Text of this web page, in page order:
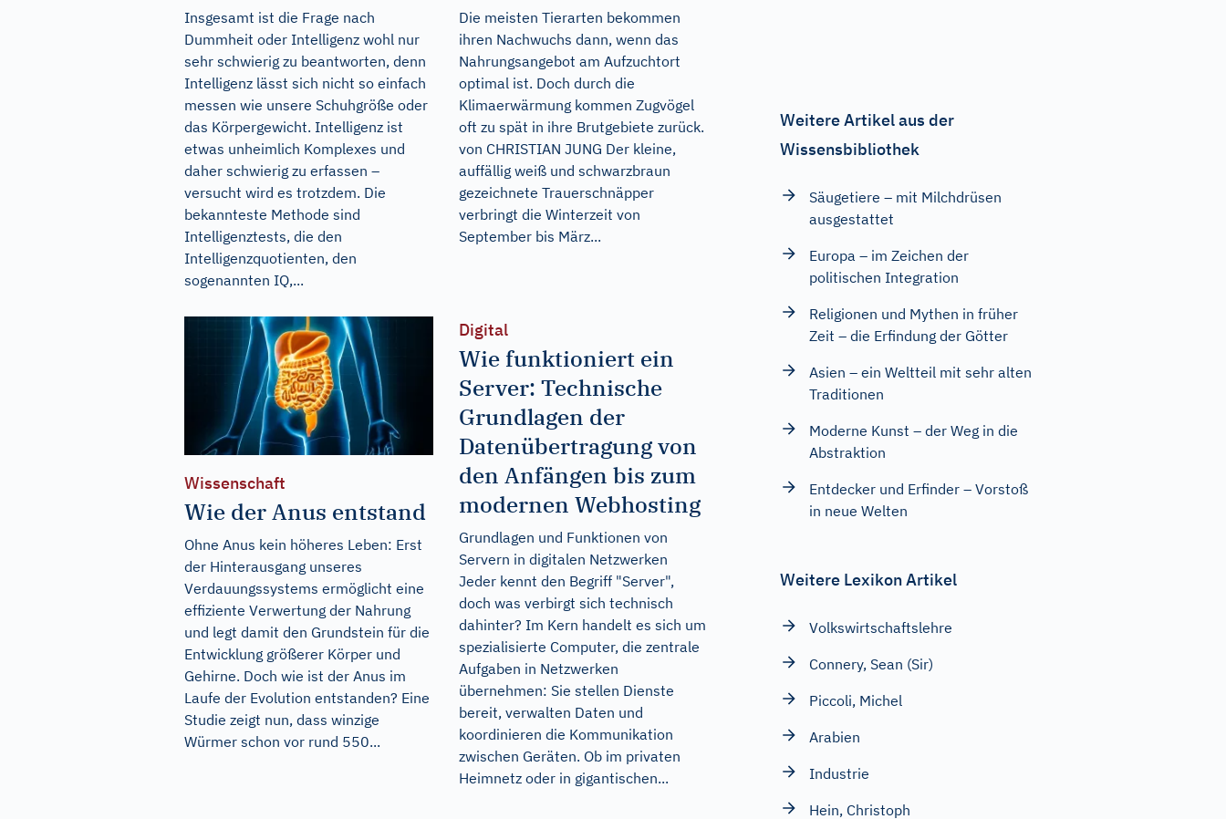
Insgesamt ist die Frage nach
Dummheit oder Intelligenz wohl nur
sehr schwierig zu beantworten, denn
Intelligenz lässt sich nicht so einfach
messen wie unsere Schuhgröße oder
das Körpergewicht. Intelligenz ist
etwas unheimlich Komplexes und
daher schwierig zu erfassen –
versucht wird es trotzdem. Die
bekannteste Methode sind
Intelligenztests, die den
Intelligenzquotienten, den
sogenannten IQ,...
Die meisten Tierarten bekommen
ihren Nachwuchs dann, wenn das
Nahrungsangebot am Aufzuchtort
optimal ist. Doch durch die
Klimaerwärmung kommen Zugvögel
oft zu spät in ihre Brutgebiete zurück.
von CHRISTIAN JUNG Der kleine,
auffällig weiß und schwarzbraun
gezeichnete Trauerschnäpper
verbringt die Winterzeit von
September bis März...
Wissenschaft
Wie der Anus entstand
Ohne Anus kein höheres Leben: Erst
der Hinterausgang unseres
Verdauungssystems ermöglicht eine
effiziente Verwertung der Nahrung
und legt damit den Grundstein für die
Entwicklung größerer Körper und
Gehirne. Doch wie ist der Anus im
Laufe der Evolution entstanden? Eine
Studie zeigt nun, dass winzige
Würmer schon vor rund 550...
Digital
Wie funktioniert ein
Server: Technische
Grundlagen der
Datenübertragung von
den Anfängen bis zum
modernen Webhosting
Grundlagen und Funktionen von
Servern in digitalen Netzwerken
Jeder kennt den Begriff "Server",
doch was verbirgt sich technisch
dahinter? Im Kern handelt es sich um
spezialisierte Computer, die zentrale
Aufgaben in Netzwerken
übernehmen: Sie stellen Dienste
bereit, verwalten Daten und
koordinieren die Kommunikation
zwischen Geräten. Ob im privaten
Heimnetz oder in gigantischen...
Weitere Artikel aus der
Wissensbibliothek
Säugetiere – mit Milchdrüsen
ausgestattet
Europa – im Zeichen der
politischen Integration
Religionen und Mythen in früher
Zeit – die Erfindung der Götter
Asien – ein Weltteil mit sehr alten
Traditionen
Moderne Kunst – der Weg in die
Abstraktion
Entdecker und Erfinder – Vorstoß
in neue Welten
Weitere Lexikon Artikel
Volkswirtschaftslehre
Connery, Sean (Sir)
Piccoli, Michel
Arabien
Industrie
Hein, Christoph